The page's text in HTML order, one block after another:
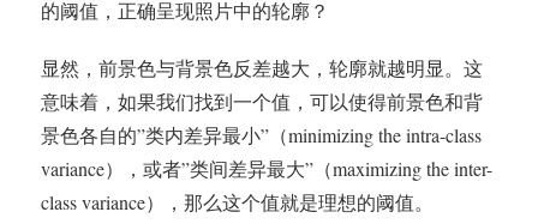
的阈值，正确呈现照片中的轮廓？
显然，前景色与背景色反差越大，轮廓就越明显。这
意味着，如果我们找到一个值，可以使得前景色和背
景色各自的”类内差异最小”（minimizing the intra-class
variance），或者”类间差异最大”（maximizing the inter-
class variance），那么这个值就是理想的阈值。